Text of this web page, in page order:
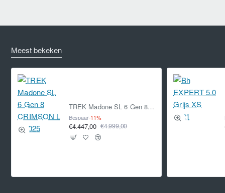
Meest bekeken
TREK Madone SL 6 Gen 8 CRIMSON L L 2025
Bespaar-11%
€4.447,00 €4.999,00